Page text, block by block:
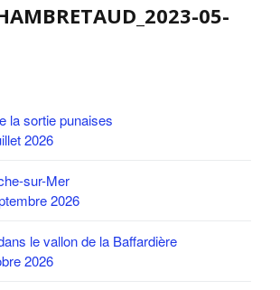
05-
la sortie punaises
2026
sur-Mer
2026
le vallon de la Baffardière
2026